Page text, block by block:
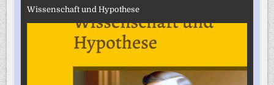
Wissenschaft und Hypothese